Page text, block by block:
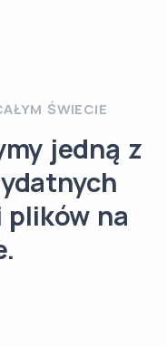
ŚWIECIE
jedną z
plików na